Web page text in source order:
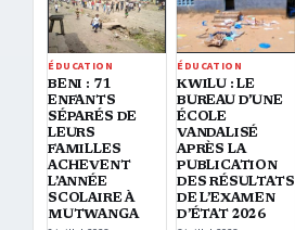
ÉDUCATION
BENI : 71
ENFANTS
SÉPARÉS DE
LEURS
FAMILLES
ACHEVENT
L’ANNÉE
SCOLAIRE À
MUTWANGA
ÉDUCATION
KWILU : LE
BUREAU D’UNE
ÉCOLE
VANDALISÉ
APRÈS LA
PUBLICATION
DES RÉSULTATS
DE L’EXAMEN
D’ÉTAT 2026